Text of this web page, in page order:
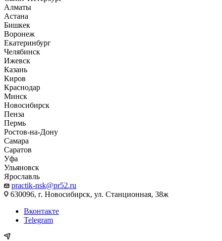
Алматы
Астана
Бишкек
Воронеж
Екатеринбург
Челябинск
Ижевск
Казань
Киров
Краснодар
Минск
Новосибирск
Пенза
Пермь
Ростов-на-Дону
Самара
Саратов
Уфа
Ульяновск
Ярославль
practik-nsk@pr52.ru
630096, г. Новосибирск, ул. Станционная, 38ж
Вконтакте
Telegram